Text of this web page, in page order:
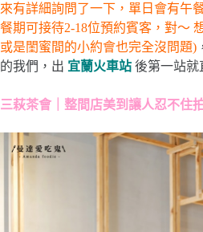
來有詳細詢問了一下，單日會有午
餐期可接待2-18位預約賓客，對～
或是閨蜜間的小約會也完全沒問題)
的我們，出 宜蘭火車站 後第一站就
三萩茶會｜整間店美到讓人忍不住